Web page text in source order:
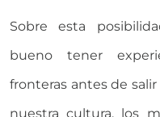
Sobre esta
bueno tener
fronteras antes de
nuestra cultura, los